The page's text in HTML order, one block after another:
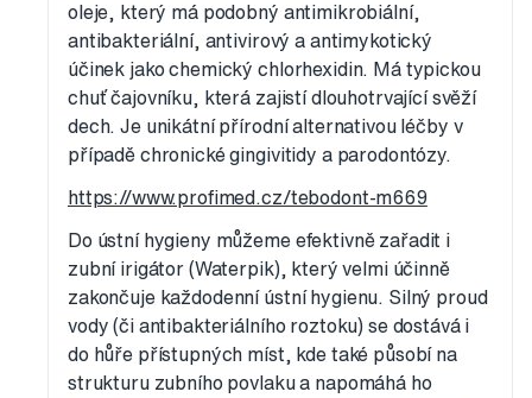
oleje, který má podobný antimikrobiální,
antibakteriální, antivirový a antimykotický
účinek jako chemický chlorhexidin. Má typickou
chuť čajovníku, která zajistí dlouhotrvající svěží
dech. Je unikátní přírodní alternativou léčby v
případě chronické gingivitidy a parodontózy.
https://www.profimed.cz/tebodont-m669
Do ústní hygieny můžeme efektivně zařadit i
zubní irigátor (Waterpik), který velmi účinně
zakončuje každodenní ústní hygienu. Silný proud
vody (či antibakteriálního roztoku) se dostává i
do hůře přístupných míst, kde také působí na
strukturu zubního povlaku a napomáhá ho